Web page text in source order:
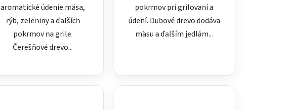
aromatické údenie mäsa,
rýb, zeleniny a ďalších
pokrmov na grile.
Čerešňové drevo...
pokrmov pri grilovaní a
údení. Dubové drevo dodáva
mäsu a ďalším jedlám...